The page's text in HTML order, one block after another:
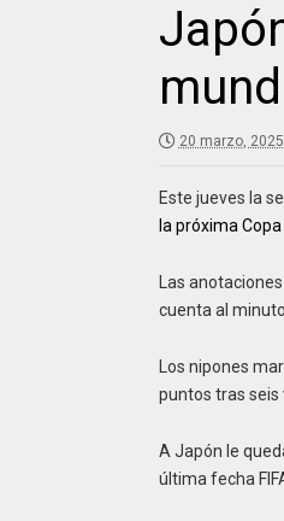
20 marzo, 2025
Este jueves la
la próxima
Las
cuenta al
Los nipones
puntos tras seis
A Japón le
última fecha